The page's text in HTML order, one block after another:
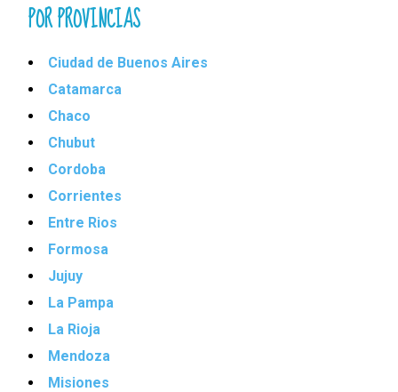
POR PROVINCIAS
Ciudad de Buenos Aires
Catamarca
Chaco
Chubut
Cordoba
Corrientes
Entre Rios
Formosa
Jujuy
La Pampa
La Rioja
Mendoza
Misiones